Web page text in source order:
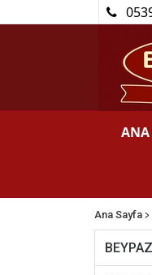
ANA
Ana Sayfa >